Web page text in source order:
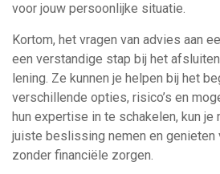
voor jouw persoonlijke situatie.
Kortom, het vragen van advies aan
een verstandige stap bij het
lening. Ze kunnen je helpen bij het
verschillende opties, risico’s en
hun expertise in te schakelen, kun je
juiste beslissing nemen en genieten
zonder financiële zorgen.